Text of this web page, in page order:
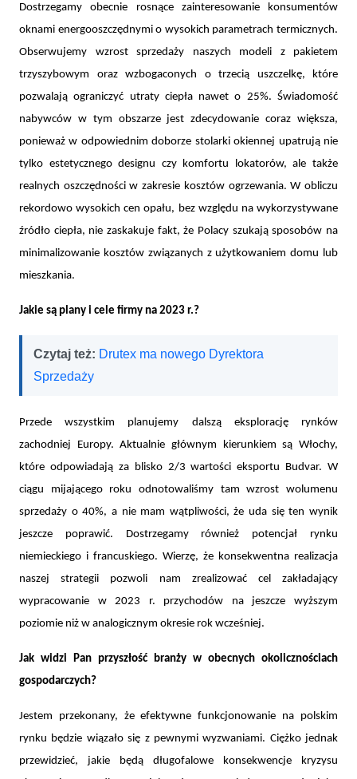
Dostrzegamy obecnie rosnące zainteresowanie konsumentów
oknami energooszczędnymi o wysokich parametrach termicznych.
Obserwujemy wzrost sprzedaży naszych modeli z pakietem
trzyszybowym oraz wzbogaconych o trzecią uszczelkę, które
pozwalają ograniczyć utraty ciepła nawet o 25%. Świadomość
nabywców w tym obszarze jest zdecydowanie coraz większa,
ponieważ w odpowiednim doborze stolarki okiennej upatrują nie
tylko estetycznego designu czy komfortu lokatorów, ale także
realnych oszczędności w zakresie kosztów ogrzewania. W obliczu
rekordowo wysokich cen opału, bez względu na wykorzystywane
źródło ciepła, nie zaskakuje fakt, że Polacy szukają sposobów na
minimalizowanie kosztów związanych z użytkowaniem domu lub
mieszkania.
Jakie są plany i cele firmy na 2023 r.?
Czytaj też: Drutex ma nowego Dyrektora
Sprzedaży
Przede wszystkim planujemy dalszą eksplorację rynków
zachodniej Europy. Aktualnie głównym kierunkiem są Włochy,
które odpowiadają za blisko 2/3 wartości eksportu Budvar. W
ciągu mijającego roku odnotowaliśmy tam wzrost wolumenu
sprzedaży o 40%, a nie mam wątpliwości, że uda się ten wynik
jeszcze poprawić. Dostrzegamy również potencjał rynku
niemieckiego i francuskiego. Wierzę, że konsekwentna realizacja
naszej strategii pozwoli nam zrealizować cel zakładający
wypracowanie w 2023 r. przychodów na jeszcze wyższym
poziomie niż w analogicznym okresie rok wcześniej.
Jak widzi Pan przyszłość branży w obecnych okolicznościach
gospodarczych?
Jestem przekonany, że efektywne funkcjonowanie na polskim
rynku będzie wiązało się z pewnymi wyzwaniami. Ciężko jednak
przewidzieć, jakie będą długofalowe konsekwencje kryzysu